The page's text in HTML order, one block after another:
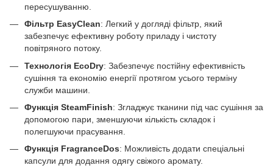
пересушуванню.
Фільтр EasyClean: Легкий у догляді фільтр, який
забезпечує ефективну роботу приладу і чистоту
повітряного потоку.
Технологія EcoDry: Забезпечує постійну ефективність
сушіння та економію енергії протягом усього терміну
служби машини.
Функція SteamFinish: Згладжує тканини під час сушіння за
допомогою пари, зменшуючи кількість складок і
полегшуючи прасування.
Функція FragranceDos: Можливість додати спеціальні
капсули для додання одягу свіжого аромату.